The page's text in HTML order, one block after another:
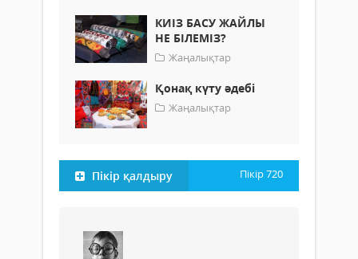
КИІЗ БАСУ ЖАЙЛЫ
НЕ БІЛЕМІЗ?
Жаңалықтар
Қонақ күту әдебі
Жаңалықтар
Пікір қалдыру Пікір720